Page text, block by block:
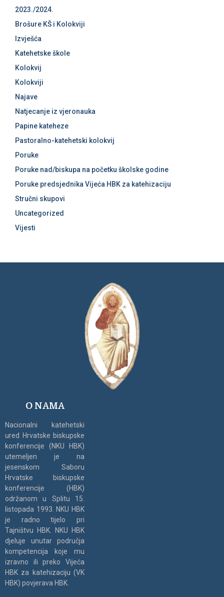
2023./2024.
Brošure KŠ i Kolokviji
Izvješća
Katehetske škole
Kolokvij
Kolokviji
Najave
Natjecanje iz vjeronauka
Papine kateheze
Pastoralno-katehetski kolokvij
Poruke
Poruke nad/biskupa na početku školske godine
Poruke predsjednika Vijeća HBK za katehizaciju
Stručni skupovi
Uncategorized
Vijesti
O NAMA
Nacionalni katehetski
ured Hrvatske biskupske
konferencije (NKU HBK)
utemeljen je na
jesenskom Saboru
Hrvatske biskupske
konferencije (HBK)
održanom u Splitu 15.
listopada 1993. NKU HBK
je radno tijelo pri
Tajništvu HBK. NKU HBK
djeluje unutar područja
kompetencija koje mu
izravno ili preko Vijeća
HBK za katehizaciju (VK
HBK) povjerava HBK.